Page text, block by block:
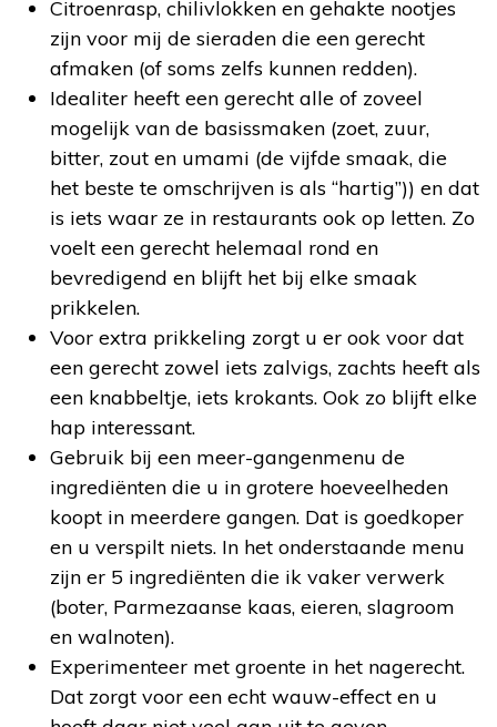
Citroenrasp, chilivlokken en gehakte nootjes
zijn voor mij de sieraden die een gerecht
afmaken (of soms zelfs kunnen redden).
Idealiter heeft een gerecht alle of zoveel
mogelijk van de basissmaken (zoet, zuur,
bitter, zout en umami (de vijfde smaak, die
het beste te omschrijven is als “hartig”)) en dat
is iets waar ze in restaurants ook op letten. Zo
voelt een gerecht helemaal rond en
bevredigend en blijft het bij elke smaak
prikkelen.
Voor extra prikkeling zorgt u er ook voor dat
een gerecht zowel iets zalvigs, zachts heeft als
een knabbeltje, iets krokants. Ook zo blijft elke
hap interessant.
Gebruik bij een meer-gangenmenu de
ingrediënten die u in grotere hoeveelheden
koopt in meerdere gangen. Dat is goedkoper
en u verspilt niets. In het onderstaande menu
zijn er 5 ingrediënten die ik vaker verwerk
(boter, Parmezaanse kaas, eieren, slagroom
en walnoten).
Experimenteer met groente in het nagerecht.
Dat zorgt voor een echt wauw-effect en u